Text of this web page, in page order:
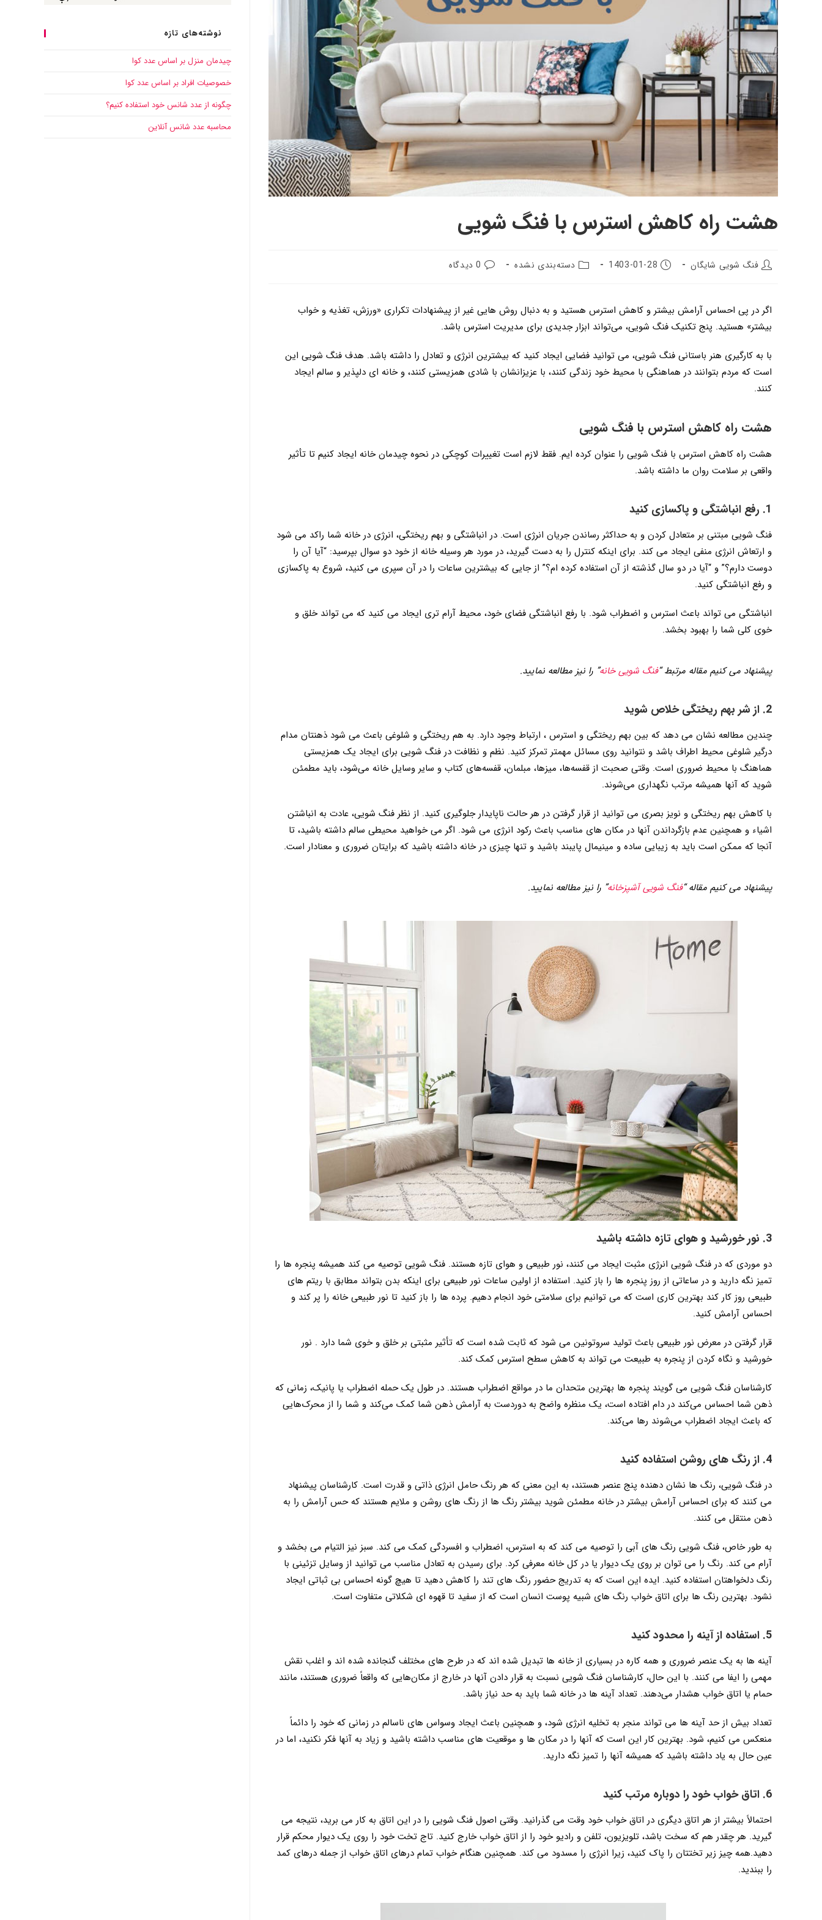
هشت راه کاهش استرس با فنگ شویی
فنگ شویی شایگان 1403-01-28 دسته‌بندی نشده 0 دیدگاه
اگر در پی احساس آرامش بیشتر و کاهش استرس هستید و به دنبال روش هایی غیر از پیشنهادات تکراری «ورزش، تغذیه و خواب
بیشتر» هستید. پنج تکنیک فنگ شویی، می‌تواند ابزار جدیدی برای مدیریت استرس باشد.
با به کارگیری هنر باستانی فنگ شویی، می توانید فضایی ایجاد کنید که بیشترین انرژی و تعادل را داشته باشد. هدف فنگ شویی این
است که مردم بتوانند در هماهنگی با محیط خود زندگی کنند، با عزیزانشان با شادی همزیستی کنند، و خانه ای دلپذیر و سالم ایجاد
کنند.
هشت راه کاهش استرس با فنگ شویی
هشت راه کاهش استرس با فنگ شویی را عنوان کرده ایم. فقط لازم است تغییرات کوچکی در نحوه چیدمان خانه ایجاد کنیم تا تأثیر
واقعی بر سلامت روان ما داشته باشد.
1. رفع انباشتگی و پاکسازی کنید
فنگ شویی مبتنی بر متعادل کردن و به حداکثر رساندن جریان انرژی است. در انباشتگی و بهم ریختگی، انرژی در خانه شما راکد می شود
و ارتعاش انرژی منفی ایجاد می کند. برای اینکه کنترل را به دست گیرید، در مورد هر وسیله خانه از خود دو سوال بپرسید: “آیا آن را
دوست دارم؟” و “آیا در دو سال گذشته از آن استفاده کرده ام؟” از جایی که بیشترین ساعات را در آن سپری می کنید، شروع به پاکسازی
و رفع انباشتگی کنید.
انباشتگی می تواند باعث استرس و اضطراب شود. با رفع انباشتگی فضای خود، محیط آرام تری ایجاد می کنید که می تواند خلق و
خوی کلی شما را بهبود بخشد.
پیشنهاد می کنیم مقاله مرتبط “فنگ شویی خانه” را نیز مطالعه نمایید.
2. از شر بهم ریختگی خلاص شوید
چندین مطالعه نشان می دهد که بین بهم ریختگی و استرس ، ارتباط وجود دارد. به هم ریختگی و شلوغی باعث می شود ذهنتان مدام
درگیر شلوغی محیط اطراف باشد و نتوانید روی مسائل مهمتر تمرکز کنید. نظم و نظافت در فنگ شویی برای ایجاد یک همزیستی
هماهنگ با محیط ضروری است. وقتی صحبت از قفسه‌ها، میزها، مبلمان، قفسه‌های کتاب و سایر وسایل خانه‌ می‌شود، باید مطمئن
شوید که آنها همیشه مرتب نگهداری می‌شوند.
با کاهش بهم ریختگی و نویز بصری می توانید از قرار گرفتن در هر حالت ناپایدار جلوگیری کنید. از نظر فنگ شویی، عادت به انباشتن
اشیاء و همچنین عدم بازگرداندن آنها در مکان های مناسب باعث رکود انرژی می شود. اگر می خواهید محیطی سالم داشته باشید، تا
آنجا که ممکن است باید به زیبایی ساده و مینیمال پایبند باشید و تنها چیزی در خانه داشته باشید که برایتان ضروری و معنادار است.
پیشنهاد می کنیم مقاله “فنگ شویی آشپزخانه” را نیز مطالعه نمایید.
3. نور خورشید و هوای تازه داشته باشید
دو موردی که در فنگ شویی انرژی مثبت ایجاد می کنند، نور طبیعی و هوای تازه هستند. فنگ شویی توصیه می کند همیشه پنجره ها را
تمیز نگه دارید و در ساعاتی از روز پنجره ها را باز کنید. استفاده از اولین ساعات نور طبیعی برای اینکه بدن بتواند مطابق با ریتم های
طبیعی روز کار کند بهترین کاری است که می توانیم برای سلامتی خود انجام دهیم. پرده ها را باز کنید تا نور طبیعی خانه را پر کند و
احساس آرامش کنید.
قرار گرفتن در معرض نور طبیعی باعث تولید سروتونین می شود که ثابت شده است که تأثیر مثبتی بر خلق و خوی شما دارد . نور
خورشید و نگاه کردن از پنجره به طبیعت می تواند به کاهش سطح استرس کمک کند.
کارشناسان فنگ شویی می گویند پنجره ها بهترین متحدان ما در مواقع اضطراب هستند. در طول یک حمله اضطراب یا پانیک، زمانی که
ذهن شما احساس می‌کند در دام افتاده است، یک منظره واضح به دوردست به آرامش ذهن شما کمک می‌کند و شما را از محرک‌هایی
که باعث ایجاد اضطراب می‌شوند رها می‌کند.
4. از رنگ های روشن استفاده کنید
در فنگ شویی، رنگ ها نشان دهنده پنج عنصر هستند، به این معنی که هر رنگ حامل انرژی ذاتی و قدرت است. کارشناسان پیشنهاد
می کنند که برای احساس آرامش بیشتر در خانه مطمئن شوید بیشتر رنگ ها از رنگ های روشن و ملایم هستند که حس آرامش را به
ذهن منتقل می کنند.
به طور خاص، فنگ شویی رنگ های آبی را توصیه می کند که به استرس، اضطراب و افسردگی کمک می کند. سبز نیز التیام می بخشد و
آرام می کند. رنگ را می توان بر روی یک دیوار یا در کل خانه معرفی کرد. برای رسیدن به تعادل مناسب می توانید از وسایل تزئینی با
رنگ دلخواهتان استفاده کنید. ایده این است که به تدریج حضور رنگ های تند را کاهش دهید تا هیچ گونه احساس بی ثباتی ایجاد
نشود. بهترین رنگ ها برای اتاق خواب رنگ های شبیه پوست انسان است که از سفید تا قهوه ای شکلاتی متفاوت است.
5. استفاده از آینه را محدود کنید
آینه ها به یک عنصر ضروری و همه کاره در بسیاری از خانه ها تبدیل شده اند که در طرح های مختلف گنجانده شده اند و اغلب نقش
مهمی را ایفا می کنند. با این حال، کارشناسان فنگ شویی نسبت به قرار دادن آنها در خارج از مکان‌هایی که واقعاً ضروری هستند، مانند
حمام یا اتاق خواب هشدار می‌دهند. تعداد آینه ها در خانه شما باید به حد نیاز باشد.
تعداد بیش از حد آینه ها می تواند منجر به تخلیه انرژی شود، و همچنین باعث ایجاد وسواس های ناسالم در زمانی که خود را دائماً
منعکس می کنیم، شود. بهترین کار این است که آنها را در مکان ها و موقعیت های مناسب داشته باشید و زیاد به آنها فکر نکنید، اما در
عین حال به یاد داشته باشید که همیشه آنها را تمیز نگه دارید.
6. اتاق خواب خود را دوباره مرتب کنید
احتمالاً بیشتر از هر اتاق دیگری در اتاق خواب خود وقت می گذرانید. وقتی اصول فنگ شویی را در این اتاق به کار می برید، نتیجه می
گیرید. هر چقدر هم که سخت باشد، تلویزیون، تلفن و رادیو خود را از اتاق خواب خارج کنید. تاج تخت خود را روی یک دیوار محکم قرار
دهید.همه چیز زیر تختتان را پاک کنید، زیرا انرژی را مسدود می کند. همچنین هنگام خواب تمام درهای اتاق خواب از جمله درهای کمد
را ببندید.
نوشته‌های تازه
چیدمان منزل بر اساس عدد کوا
خصوصیات افراد بر اساس عدد کوا
چگونه از عدد شانس خود استفاده کنیم؟
محاسبه عدد شانس آنلاین